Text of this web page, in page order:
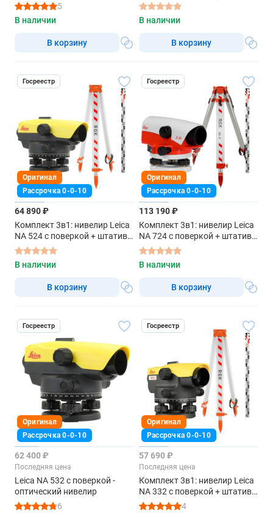
5
В наличии
В корзину
В наличии
В корзину
Госреестр
Оригинал
Рассрочка 0-0-10
64 890 ₽
Комплект 3в1: нивелир Leica
NA 524 с поверкой + штатив,
рейка 3м
В наличии
В корзину
Госреестр
Оригинал
Рассрочка 0-0-10
113 190 ₽
Комплект 3в1: нивелир Leica
NA 724 с поверкой + штатив,
рейка 5м
В наличии
В корзину
Госреестр
Оригинал
Рассрочка 0-0-10
62 400 ₽
Последняя цена
Leica NA 532 с поверкой -
оптический нивелир
6
Госреестр
Оригинал
Рассрочка 0-0-10
57 690 ₽
Последняя цена
Комплект 3в1: нивелир Leica
NA 332 с поверкой + штатив,
рейка 3м
4